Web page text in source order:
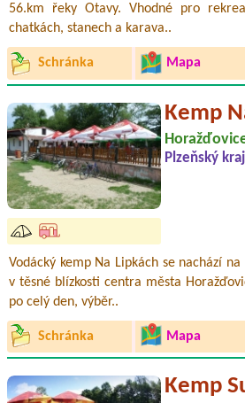
56.km řeky Otavy. Vhodné pro
chatkách, stanech a karava..
Schránka Mapa
Kemp
Plzeňský kraj
Vodácký kemp Na Lipkách se nachází
v těsné blízkosti centra města
po celý den, výběr..
Schránka Mapa
Kemp